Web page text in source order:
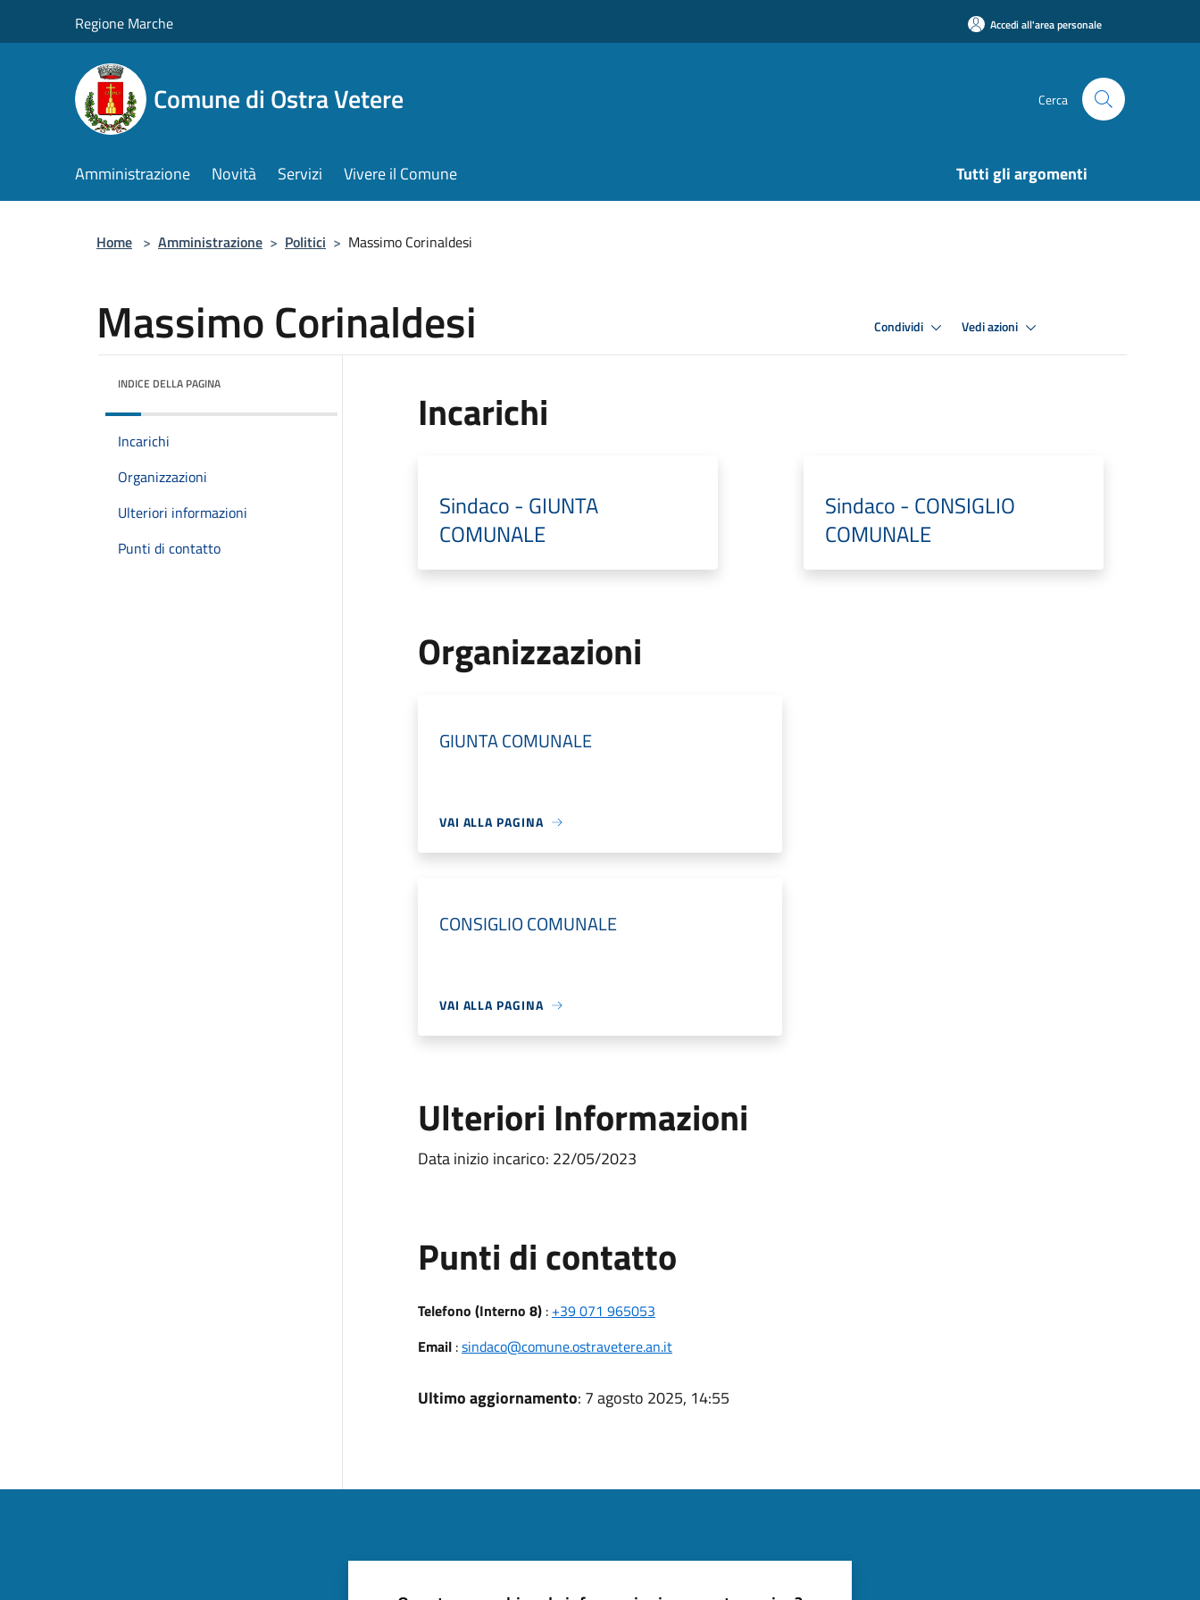
Regione Marche Accedi all'area personale
Comune di Ostra Vetere Cerca
Amministrazione Novità Servizi Vivere il Comune Tutti gli argomenti
Home > Amministrazione > Politici > Massimo Corinaldesi
Massimo Corinaldesi Condividi Vedi azioni
INDICE DELLA PAGINA
Incarichi
Organizzazioni
Ulteriori informazioni
Punti di contatto
Incarichi
Sindaco - GIUNTA
COMUNALE
Sindaco - CONSIGLIO
COMUNALE
Organizzazioni
GIUNTA COMUNALE
VAI ALLA PAGINA
CONSIGLIO COMUNALE
VAI ALLA PAGINA
Ulteriori Informazioni
Data inizio incarico: 22/05/2023
Punti di contatto
Telefono (Interno 8): +39 071 965053
Email:sindaco@comune.ostravetere.an.it
Ultimo aggiornamento: 7 agosto 2025, 14:55